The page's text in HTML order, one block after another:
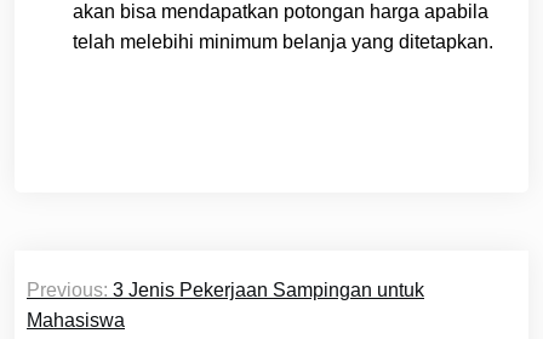
akan bisa mendapatkan potongan harga apabila
telah melebihi minimum belanja yang ditetapkan.
Post
navigation
Previous: 3 Jenis Pekerjaan Sampingan untuk
Mahasiswa